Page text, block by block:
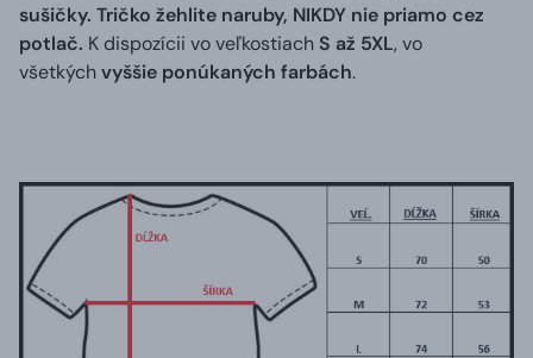
sušičky. Tričko žehlite naruby, NIKDY nie priamo cez
potlač. K dispozícii vo veľkostiach S až 5XL, vo
všetkýchvyššie ponúkaných farbách.